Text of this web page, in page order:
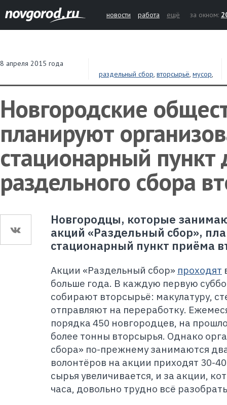
новости работа ещё за окном:
8 апреля 2015 года
раздельный сбор, вторсырьё, мусор,
отходы,общественники,Великий
Новгородские
планируют
стационарный пункт
раздельного сбора
Новгородцы, которые
акций «Раздельный сбор»,
стационарный пункт приёма
Акции «Раздельный сбор» проходят
больше года. В каждую первую
собирают вторсырьё: макулатуру,
отправляют на переработку.
порядка 450 новгородцев, на
более тонны вторсырья. Однако
сбора» по-прежнему занимаются
волонтёров на акции приходят 30-
сырья увеличивается, и за акции,
часа, довольно трудно всё